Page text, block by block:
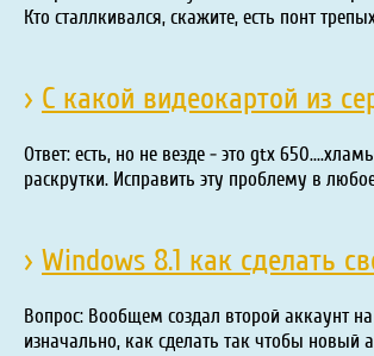
Кто сталлкивался, скажите, есть понт
› С какой видеокартой из
Ответ: есть, но не везде - это gtx
раскрутки. Исправить эту проблему в
› Windows 8.1 как сделать
Вопрос: Вообщем создал второй аккаунт
изначально, как сделать так чтобы новый